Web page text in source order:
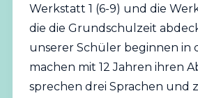
Werkstatt 1 (6-9) und die
die die Grundschulzeit
unserer Schüler beginnen in
machen mit 12 Jahren ihren
sprechen drei Sprachen und